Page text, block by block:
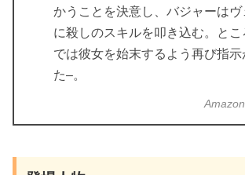
かうことを決意し、バジャーはヴ
に殺しのスキルを叩き込む。と
では彼女を始末するよう再び指
た–。